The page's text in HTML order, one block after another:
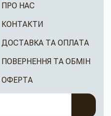
ПРО НАС
КОНТАКТИ
ДОСТАВКА ТА ОПЛАТА
ПОВЕРНЕННЯ ТА ОБМІН
ОФЕРТА